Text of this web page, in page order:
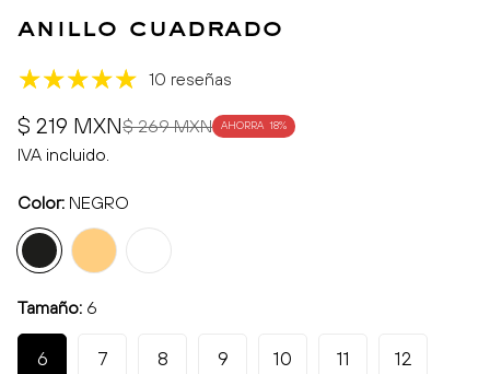
anillo cuadrado
10 reseñas
Precio
de
venta
$ 219 MXN
Precio
regular
$ 269 MXN AHORRA 18%
IVA incluido.
Color: NEGRO
Tamaño: 6
6 7 8 9 10 11 12